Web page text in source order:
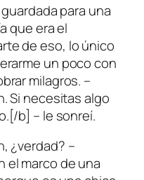
para una
que era el
de eso, lo único
un poco con
milagros. –
Si necesitas algo
b] – le sonreí.
¿verdad? –
el marco de una